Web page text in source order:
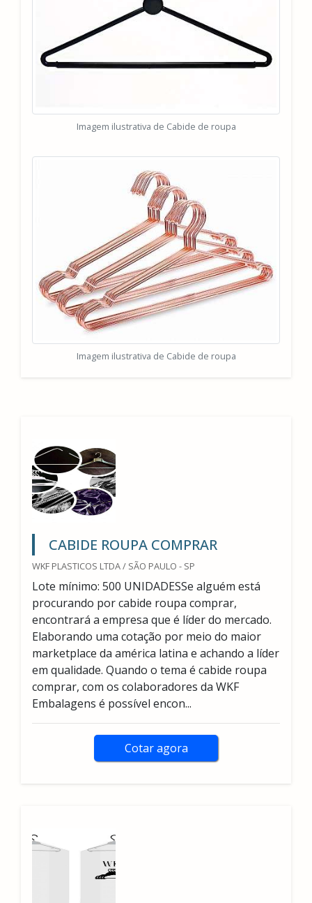
Imagem ilustrativa de Cabide de roupa
Imagem ilustrativa de Cabide de roupa
CABIDE ROUPA COMPRAR
WKF PLASTICOS LTDA / SÃO PAULO - SP
Lote mínimo: 500 UNIDADESSe alguém está
procurando por cabide roupa comprar,
encontrará a empresa que é líder do mercado.
Elaborando uma cotação por meio do maior
marketplace da américa latina e achando a líder
em qualidade. Quando o tema é cabide roupa
comprar, com os colaboradores da WKF
Embalagens é possível encon...
Cotar agora